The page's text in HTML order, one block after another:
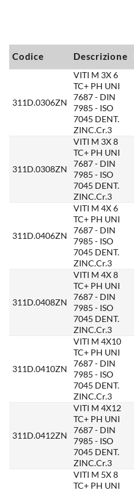
Codice Descrizione
311D.0306ZN
VITI M 3X 6
TC+ PH UNI
7687 - DIN
7985 - ISO
7045 DENT.
ZINC.Cr.3
311D.0308ZN
VITI M 3X 8
TC+ PH UNI
7687 - DIN
7985 - ISO
7045 DENT.
ZINC.Cr.3
311D.0406ZN
VITI M 4X 6
TC+ PH UNI
7687 - DIN
7985 - ISO
7045 DENT.
ZINC.Cr.3
311D.0408ZN
VITI M 4X 8
TC+ PH UNI
7687 - DIN
7985 - ISO
7045 DENT.
ZINC.Cr.3
311D.0410ZN
VITI M 4X10
TC+ PH UNI
7687 - DIN
7985 - ISO
7045 DENT.
ZINC.Cr.3
311D.0412ZN
VITI M 4X12
TC+ PH UNI
7687 - DIN
7985 - ISO
7045 DENT.
ZINC.Cr.3
VITI M 5X 8
TC+ PH UNI